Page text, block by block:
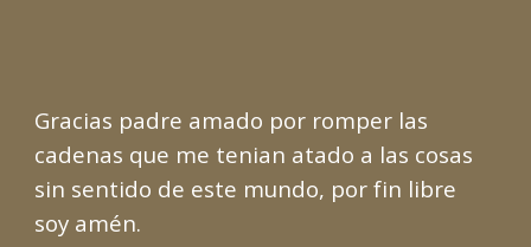
Gracias padre amado por romper las
cadenas que me tenian atado a las cosas
sin sentido de este mundo, por fin libre
soy amén.